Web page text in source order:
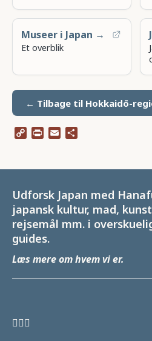
Museer i Japan →
Et overblik
← Tilbage til Hokkaidō-
Copy Print Email
Udforsk Japan med
japansk kultur, mad,
rejsemål mm. i
guides.
Læs mere om hvem vi er.